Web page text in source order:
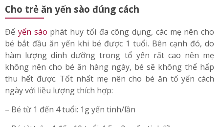
Yến sào có thể kết hợp nhiều nguyên liệu để chế biến các món ăn giàu
dinh dưỡng cho bé
Cho trẻ ăn yến sào đúng cách
Đểyến sào phát huy tối đa công dụng, các mẹ nên cho
bé bắt đầu ăn yến khi bé được 1 tuổi. Bên cạnh đó, do
hàm lượng dinh dưỡng trong tổ yến rất cao nên mẹ
không nên cho bé ăn hàng ngày, bé sẽ không thể hấp
thu hết được. Tốt nhất mẹ nên cho bé ăn tổ yến cách